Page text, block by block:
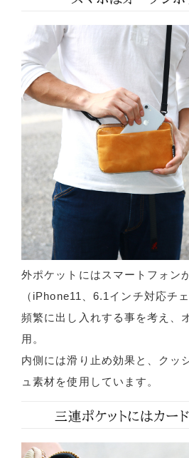
外ポケットにはスマートフォン
（iPhone11、6.1インチ対応チ
頻繁に出し入れする事を考え、
用。
内側には滑り止め効果と、クッ
ュ素材を使用しています。